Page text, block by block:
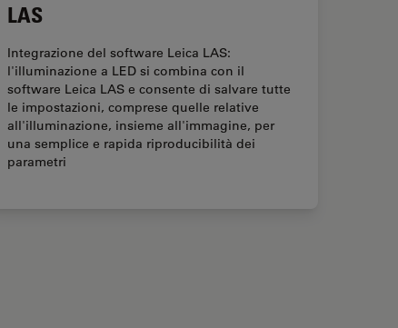
LAS
Integrazione del software Leica LAS:
l'illuminazione a LED si combina con il
software Leica LAS e consente di salvare tutte
le impostazioni, comprese quelle relative
all'illuminazione, insieme all'immagine, per
una semplice e rapida riproducibilità dei
parametri